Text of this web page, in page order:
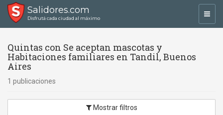
Salidores.com
Disfrutá cada ciudad al máximo
Quintas con Se aceptan mascotas y
Habitaciones familiares en Tandil, Buenos
Aires
1 publicaciones
Mostrar filtros